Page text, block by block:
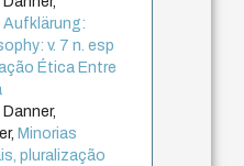
Aufklärung:
v. 7 n. esp
Ética Entre
Minorias
pluralização